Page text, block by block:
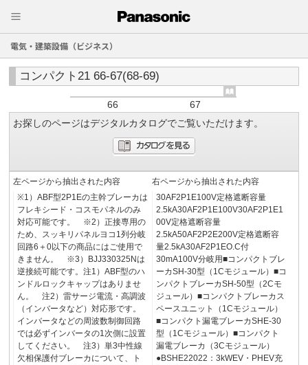
電気・建築設備（ビジネス）
コンパクト21 66-67(68-69)
66
67
お探しのページはデジタルカタログでご覧いただけます。
左ページから抽出された内容
※1）ABF型2P1Eの主幹ブレーカは
フレキシード・コスモパネルのみ
対応可能です。 ※2）正接専用の
ため、スッキリパネルヨコ1列分岐
回路6＋0以下の商品にはご使用で
きません。 ※3）BJJ330325Nは
逆接続可能です。注1）ABF型のハ
ンドルロックキャップはありませ
ん。 注2）雷サージ電流・高調波
（インバータなど）対応形です。
インバータなどの周波数制御回路
では必ずインバータの1次側に設置
してください。 注3）単3中性線
欠相保護付ブレーカについて、ト
右ページから抽出された内容
30AF2P1E100V定格遮断容量
2.5kA30AF2P1E100V30AF2P1E1
00V定格遮断容量
2.5kA50AF2P2E200V定格遮断容
量2.5kA30AF2P1EO.C付
30mA100V分岐用■コンパクトブレ
ーカSH-30型（1Cモジュール）■コ
ンパクトブレーカSH-50型（2Cモ
ジュール）■コンパクトブレーカス
ペースユニット（1Cモジュール）
■コンパクト漏電ブレーカSHE-30
型（1Cモジュール）■コンパクト
漏電ブレーカ（3Cモジュール）
●BSHE22022：3kWEV・PHEV充